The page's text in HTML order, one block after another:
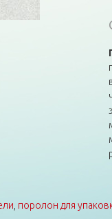
поролон для